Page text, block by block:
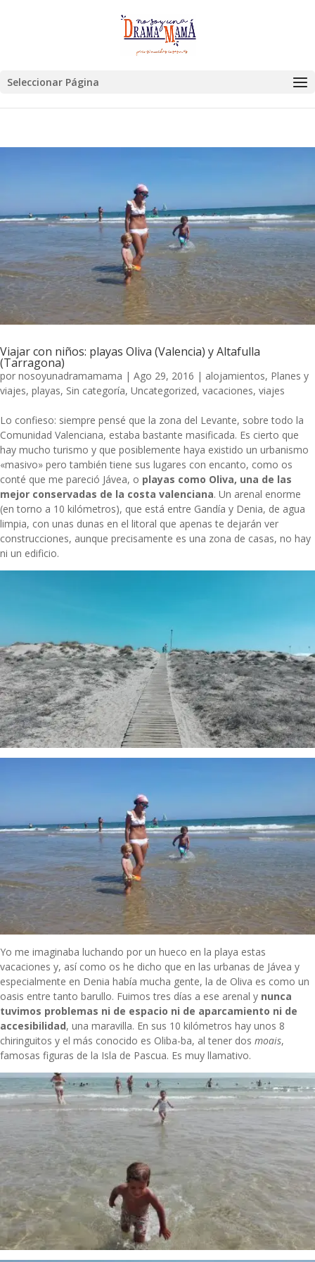
Seleccionar Página
Viajar con niños: playas Oliva (Valencia) y Altafulla
(Tarragona)
por nosoyunadramamama | Ago 29, 2016 | alojamientos, Planes y
viajes, playas, Sin categoría, Uncategorized, vacaciones, viajes
Lo confieso: siempre pensé que la zona del Levante, sobre todo la
Comunidad Valenciana, estaba bastante masificada. Es cierto que
hay mucho turismo y que posiblemente haya existido un urbanismo
«masivo» pero también tiene sus lugares con encanto, como os
conté que me pareció Jávea, o playas como Oliva, una de las
mejor conservadas de la costa valenciana. Un arenal enorme
(en torno a 10 kilómetros), que está entre Gandía y Denia, de agua
limpia, con unas dunas en el litoral que apenas te dejarán ver
construcciones, aunque precisamente es una zona de casas, no hay
ni un edificio.
Yo me imaginaba luchando por un hueco en la playa estas
vacaciones y, así como os he dicho que en las urbanas de Jávea y
especialmente en Denia había mucha gente, la de Oliva es como un
oasis entre tanto barullo. Fuimos tres días a ese arenal y nunca
tuvimos problemas ni de espacio ni de aparcamiento ni de
accesibilidad, una maravilla. En sus 10 kilómetros hay unos 8
chiringuitos y el más conocido es Oliba-ba, al tener dos moais,
famosas figuras de la Isla de Pascua. Es muy llamativo.